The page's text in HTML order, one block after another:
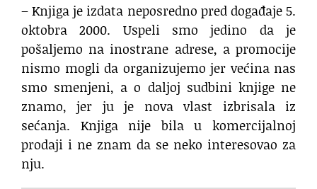
– Knjiga je izdata neposredno pred događaje 5.
oktobra 2000. Uspeli smo jedino da je
pošaljemo na inostrane adrese, a promocije
nismo mogli da organizujemo jer većina nas
smo smenjeni, a o daljoj sudbini knjige ne
znamo, jer ju je nova vlast izbrisala iz
sećanja. Knjiga nije bila u komercijalnoj
prodaji i ne znam da se neko interesovao za
nju.